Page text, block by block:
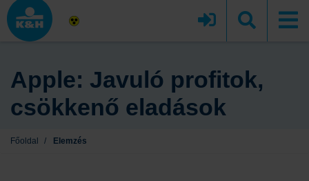
Apple: Javuló profitok,
csökkenő eladások
Főoldal / Elemzés